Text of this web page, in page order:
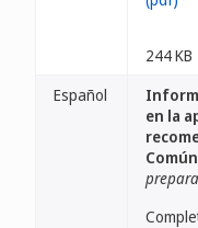
244 KB
Español
en la